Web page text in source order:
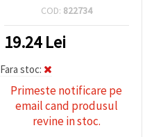
COD: 822734
19.24Lei
Fara stoc:
Primeste notificare pe
email cand produsul
revine in stoc.